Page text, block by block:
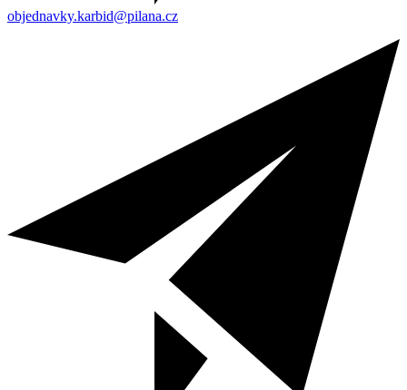
objednavky.karbid@pilana.cz